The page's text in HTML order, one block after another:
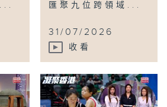
匯聚九位跨領域...
31/07/2026
收看